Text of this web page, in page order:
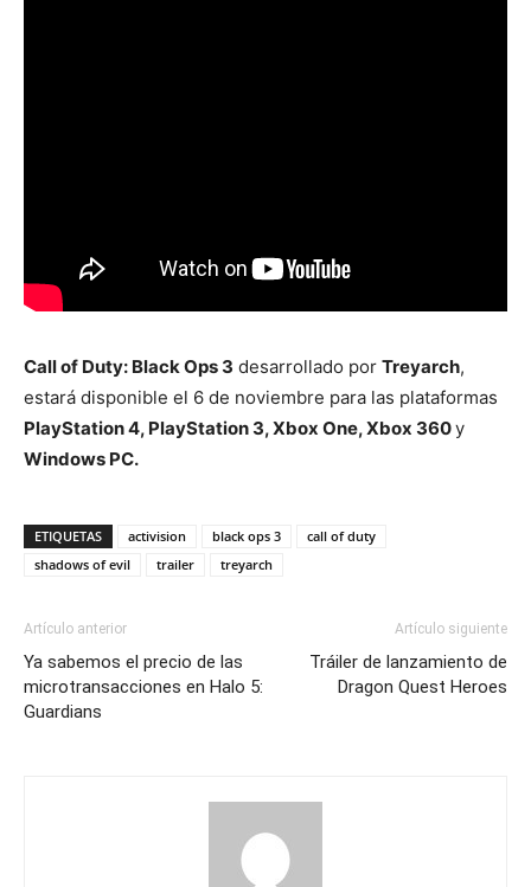
Call of Duty: Black Ops 3 desarrollado por Treyarch,
estará disponible el 6 de noviembre para las plataformas
PlayStation 4, PlayStation 3, Xbox One, Xbox 360y
Windows PC.
ETIQUETAS activision black ops 3
call of duty
shadows of evil
trailer treyarch
Artículo anterior
Ya sabemos el precio de las
microtransacciones en Halo 5:
Guardians
Artículo siguiente
Tráiler de lanzamiento de
Dragon Quest Heroes